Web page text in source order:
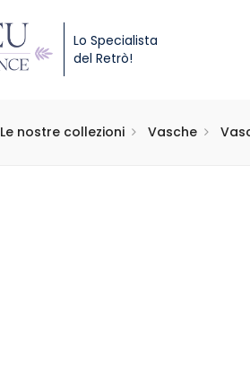
Lo Specialista
del Retrò!
Le nostre collezioni Vasche